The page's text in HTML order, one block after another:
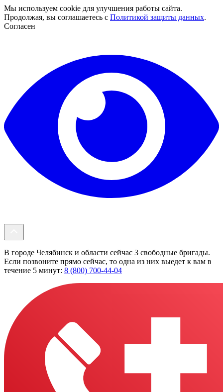
Мы используем cookie для улучшения работы сайта.
Продолжая, вы соглашаетесь с Политикой защиты данных.
Согласен
В городе Челябинск и области сейчас 3 свободные бригады.
Если позвоните прямо сейчас, то одна из них выедет к вам в
течение 5 минут: 8 (800) 700-44-04